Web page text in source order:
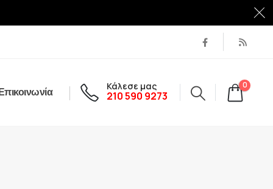
Κάλεσε μας
210 590 9273
0